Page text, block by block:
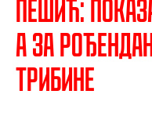
Пешић:
а за
трибине